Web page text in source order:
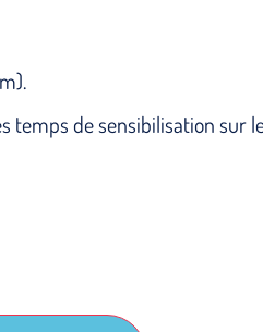
temps de sensibilisation sur